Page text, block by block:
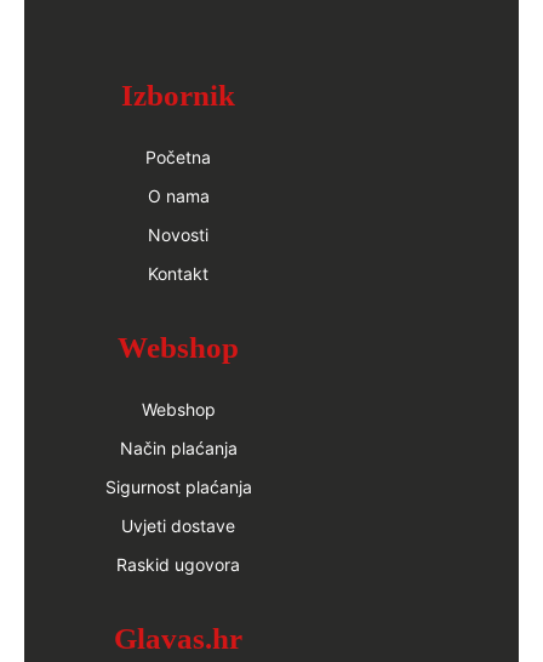
Izbornik
Početna
O nama
Novosti
Kontakt
Webshop
Webshop
Način plaćanja
Sigurnost plaćanja
Uvjeti dostave
Raskid ugovora
Glavas.hr